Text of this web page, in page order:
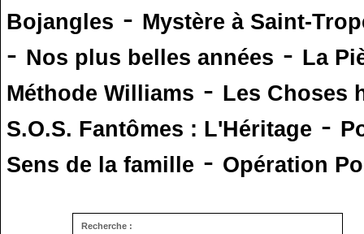
Bojangles - Mystère à Saint-
- Nos plus belles années - La
Méthode Williams - Les Choses
S.O.S. Fantômes : L'Héritage -
Sens de la famille - Opération
Recherche :